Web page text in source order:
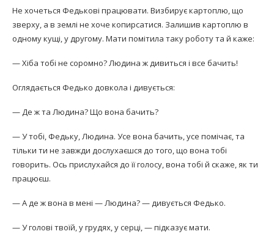
Не хочеться Федькові працювати. Визбирує картоплю, що
зверху, а в землі не хоче копирсатися. Залишив картоплю в
одному кущі, у другому. Мати помітила таку роботу та й каже:
— Хіба тобі не соромно? Людина ж дивиться і все бачить!
Оглядається Федько довкола і дивується:
— Де ж та Людина? Що вона бачить?
— У тобі, Федьку, Людина. Усе вона бачить, усе помічає, та
тільки ти не завжди дослухаєшся до того, що вона тобі
говорить. Ось прислухайся до її голосу, вона тобі й скаже, як ти
працюєш.
— А де ж вона в мені — Людина? — дивується Федько.
— У голові твоїй, у грудях, у серці, — підказує мати.